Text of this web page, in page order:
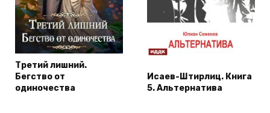
Третий лишний.
Бегство от
одиночества
Исаев-Штирлиц. Книга
5. Альтернатива